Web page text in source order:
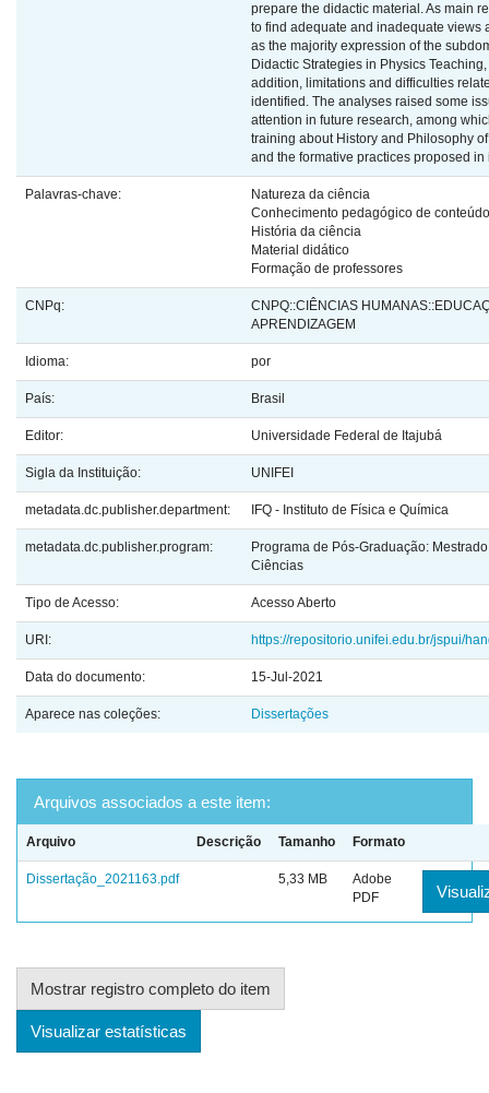
prepare the didactic material. As main
to find adequate and inadequate views
as the majority expression of the
Didactic Strategies in Physics
addition, limitations and difficulties
identified. The analyses raised some
attention in future research, among
training about History and Philosophy
and the formative practices proposed
Palavras-chave:
Natureza da ciência
Conhecimento pedagógico de conteúdo
História da ciência
Material didático
Formação de professores
CNPq:
CNPQ::CIÊNCIAS
APRENDIZAGEM
Idioma: por
País: Brasil
Editor: Universidade Federal de Itajubá
Sigla da Instituição: UNIFEI
metadata.dc.publisher.department: IFQ - Instituto de Física e Química
metadata.dc.publisher.program:
Programa de Pós-Graduação:
Ciências
Tipo de Acesso: Acesso Aberto
URI: https://repositorio.unifei.edu.br/jspui/
Data do documento: 15-Jul-2021
Aparece nas coleções: Dissertações
Arquivos associados a este item:
Arquivo Descrição Tamanho Formato
Dissertação_2021163.pdf 5,33 MB
Adobe
PDF
Mostrar registro completo do item
Visualizar estatísticas